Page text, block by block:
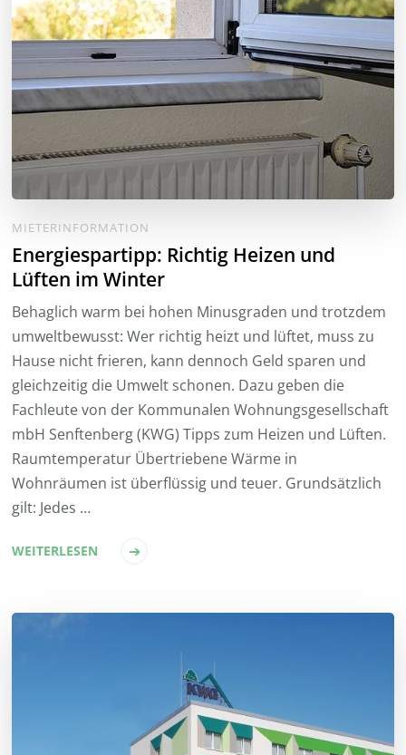
MIETERINFORMATION
Energiespartipp: Richtig Heizen und
Lüften im Winter
Behaglich warm bei hohen Minusgraden und trotzdem
umweltbewusst: Wer richtig heizt und lüftet, muss zu
Hause nicht frieren, kann dennoch Geld sparen und
gleichzeitig die Umwelt schonen. Dazu geben die
Fachleute von der Kommunalen Wohnungsgesellschaft
mbH Senftenberg (KWG) Tipps zum Heizen und Lüften.
Raumtemperatur Übertriebene Wärme in
Wohnräumen ist überflüssig und teuer. Grundsätzlich
gilt: Jedes …
WEITERLESEN